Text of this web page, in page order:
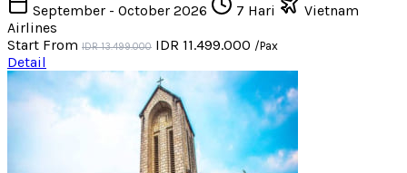
September - October 2026 7 Hari
Vietnam
Airlines
Start From IDR 13.499.000 IDR 11.499.000 /Pax
Detail